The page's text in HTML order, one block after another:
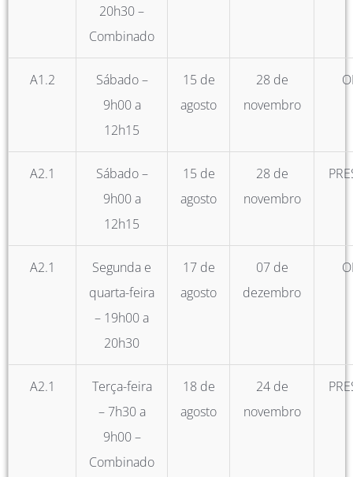
20h30 –
Combinado
A1.2
Sábado –
9h00 a
12h15
15 de
agosto
28 de
novembro
A2.1
Sábado –
9h00 a
12h15
15 de
agosto
28 de
novembro
A2.1
Segunda e
quarta-feira
– 19h00 a
20h30
17 de
agosto
07 de
dezembro
A2.1
Terça-feira
– 7h30 a
9h00 –
Combinado
18 de
agosto
24 de
novembro